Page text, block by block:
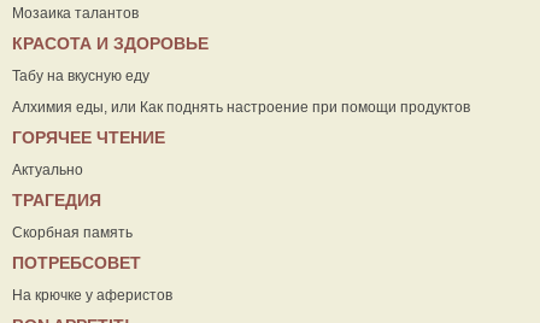
Мозаика талантов
КРАСОТА И ЗДОРОВЬЕ
Табу на вкусную еду
Алхимия еды, или Как поднять настроение при помощи продуктов
ГОРЯЧЕЕ ЧТЕНИЕ
Актуально
ТРАГЕДИЯ
Скорбная память
ПОТРЕБСОВЕТ
На крючке у аферистов